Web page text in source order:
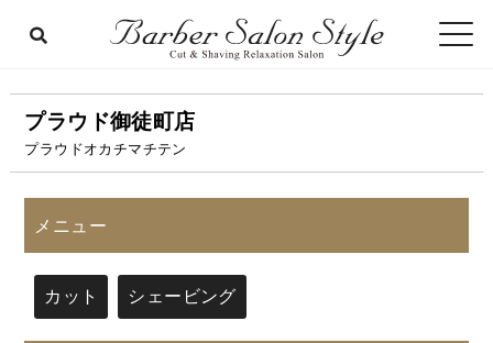
プラウド御徒町店
プラウドオカチマチテン
メニュー
カット シェービング